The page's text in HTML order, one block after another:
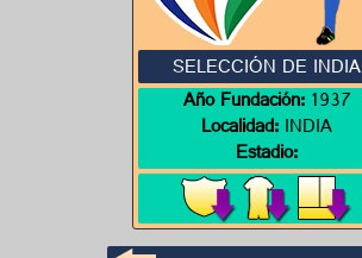
SELECCIÓN DE INDIA
Año Fundación:1937
Localidad:INDIA
Estadio: